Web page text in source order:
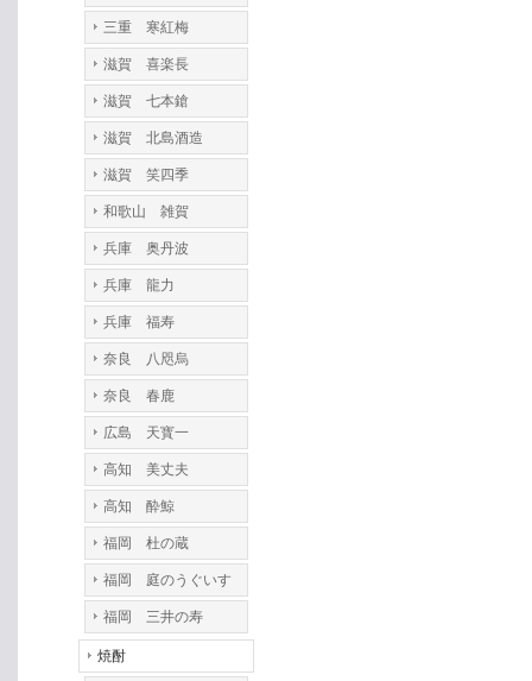
三重 寒紅梅
滋賀 喜楽長
滋賀 七本鎗
滋賀 北島酒造
滋賀 笑四季
和歌山 雑賀
兵庫 奥丹波
兵庫 龍力
兵庫 福寿
奈良 八咫烏
奈良 春鹿
広島 天寳一
高知 美丈夫
高知 酔鯨
福岡 杜の蔵
福岡 庭のうぐいす
福岡 三井の寿
焼酎